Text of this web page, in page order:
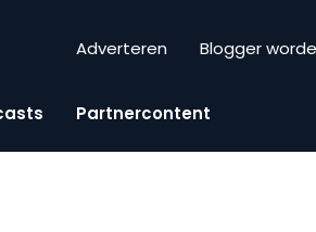
Adverteren Blogger
Partnercontent